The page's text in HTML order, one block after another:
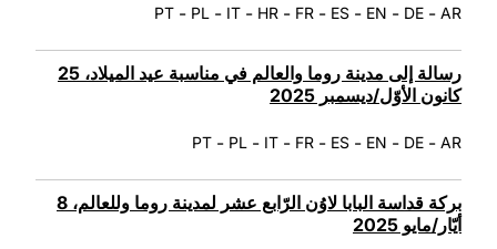
AR
-
DE
-
EN
-
ES
-
FR
-
HR
-
IT
-
PL
-
PT
رسالة إلى مدينة روما والعالم في مناسبة عيد الميلاد، 25
كانون الأوّل/ديسمبر 2025
AR
-
DE
-
EN
-
ES
-
FR
-
IT
-
PL
-
PT
بركة قداسة البابا لاوُن الرّابع عشر لمدينة روما وللعالم، 8
أيّار/مايو 2025